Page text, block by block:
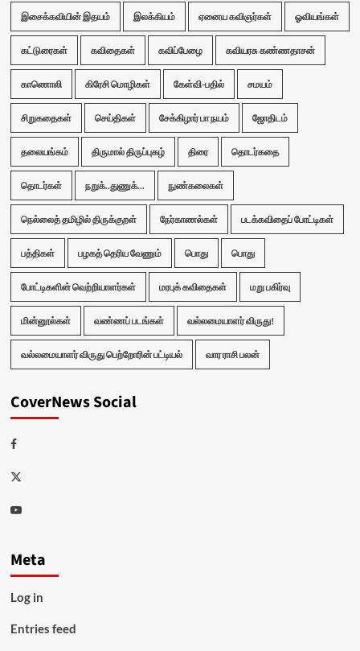
இசைக்கவியின் இதயம் இலக்கியம் ஏனைய கவிஞர்கள் ஓவியங்கள்
கட்டுரைகள் கவிதைகள் கவிப்பேழை கவியரசு கண்ணதாசன்
காணொலி கிரேசி மொழிகள் கேள்வி-பதில் சமயம்
சிறுகதைகள் செய்திகள் சேக்கிழார் பா நயம் ஜோதிடம்
தலையங்கம் திருமால் திருப்புகழ் திரை தொடர்கதை
தொடர்கள் நறுக்..துணுக்... நுண்கலைகள்
நெல்லைத் தமிழில் திருக்குறள் நேர்காணல்கள் படக்கவிதைப் போட்டிகள்
பத்திகள் பழகத் தெரிய வேணும் பொது பொது
போட்டிகளின் வெற்றியாளர்கள் மரபுக் கவிதைகள் மறு பகிர்வு
மின்னூல்கள் வண்ணப் படங்கள் வல்லமையாளர் விருது!
வல்லமையாளர் விருது பெற்றோரின் பட்டியல் வார ராசி பலன்
CoverNews Social
Facebook
Twitter
Youtube
Meta
Log in
Entries feed